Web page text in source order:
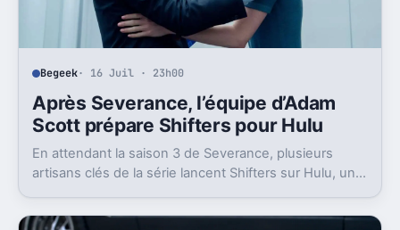
Begeek· 16 Juil · 23h00
Après Severance, l’équipe d’Adam
Scott prépare Shifters pour Hulu
En attendant la saison 3 de Severance, plusieurs
artisans clés de la série lancent Shifters sur Hulu, un